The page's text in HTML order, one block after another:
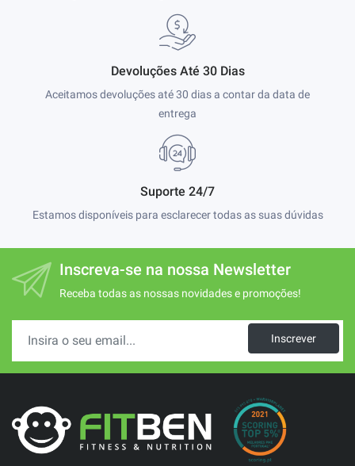
Devoluções Até 30 Dias
Aceitamos devoluções até 30 dias a contar da data de
entrega
Suporte 24/7
Estamos disponíveis para esclarecer todas as suas dúvidas
Inscreva-se na nossa Newsletter
Receba todas as nossas novidades e promoções!
Inscrever